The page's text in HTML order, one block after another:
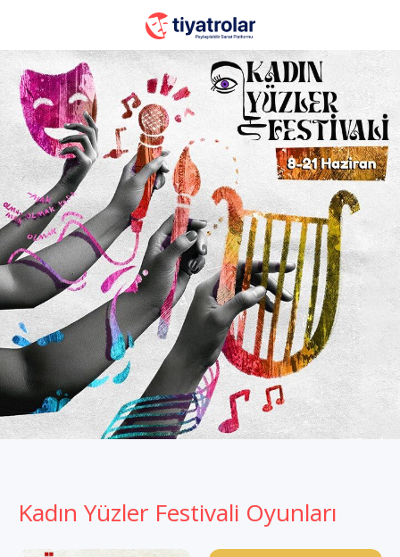
Kadın Yüzler Festivali Oyunları